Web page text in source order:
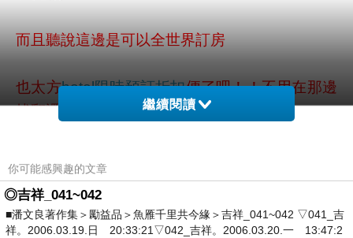
而且聽說這邊是可以全世界訂房
也太方hotel限時預訂折扣便了吧！！不用在那邊
找翻譯啦ＱＱ
如果有興趣到這附近玩的，不妨可以看看喔！
繼續閱讀
你可能感興趣的文章
◎吉祥_041~042
■潘文良著作集＞勵益品＞魚雁千里共今緣＞吉祥_041~042 ▽041_吉
祥。2006.03.19.日 20:33:21▽042_吉祥。2006.03.20.一 13:47:2